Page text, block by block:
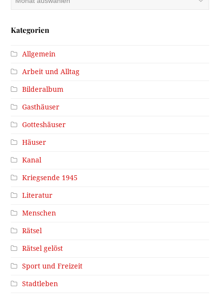
Kategorien
Allgemein
Arbeit und Alltag
Bilderalbum
Gasthäuser
Gotteshäuser
Häuser
Kanal
Kriegsende 1945
Literatur
Menschen
Rätsel
Rätsel gelöst
Sport und Freizeit
Stadtleben